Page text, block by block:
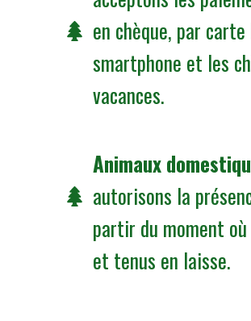
en chèque, par
smartphone et les
vacances.
Animaux
autorisons la
partir du moment
et tenus en laisse.